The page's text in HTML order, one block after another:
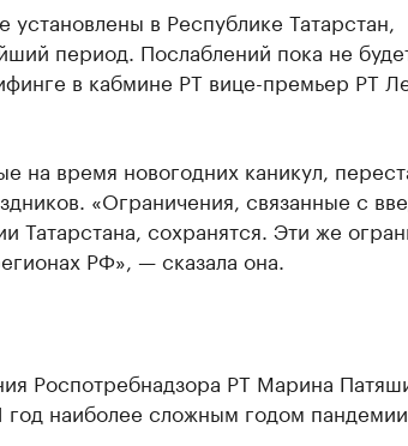
в Республике Татарстан,
период. Послаблений пока не
в кабмине РТ вице-премьер РТ
на время новогодних каникул,
«Ограничения, связанные с
Татарстана, сохранятся. Эти же
РФ», — сказала она.
Роспотребнадзора РТ Марина
год наиболее сложным годом пандемии.